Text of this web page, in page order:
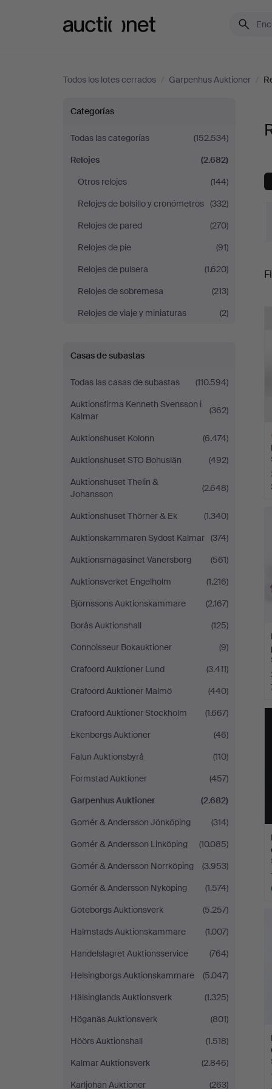
Todos los lotes cerrados / Garpenhus Auktioner /
Relojes
en
Garpenhus
Auktioner
Categorías
Todas las categorías
(152.534)
Relojes
(2.682)
Otros relojes
(144)
Relojes de bolsillo y cronómetros (332)
Relojes de pared
(270)
Relojes de pie
(91)
Relojes de pulsera
(1.620)
Relojes de sobremesa
(213)
Relojes de viaje y miniaturas
(2)
Casas de subastas
Todas las casas de subastas
(110.594)
Auktionsfirma Kenneth Svensson i
Kalmar
(362)
Auktionshuset Kolonn
(6.474)
Auktionshuset STO Bohuslän
(492)
Auktionshuset Thelin &
Johansson
(2.648)
Auktionshuset Thörner & Ek
(1.340)
Auktionskammaren Sydost Kalmar (374)
Auktionsmagasinet Vänersborg
(561)
Auktionsverket Engelholm
(1.216)
Björnssons Auktionskammare
(2.167)
Borås Auktionshall
(125)
Connoisseur Bokauktioner
(9)
Crafoord Auktioner Lund
(3.411)
Crafoord Auktioner Malmö
(440)
Crafoord Auktioner Stockholm
(1.667)
Ekenbergs Auktioner
(46)
Falun Auktionsbyrå
(110)
Formstad Auktioner
(457)
Garpenhus Auktioner
(2.682)
Gomér & Andersson Jönköping
(314)
Gomér & Andersson Linköping
(10.085)
Gomér & Andersson Norrköping
(3.953)
Gomér & Andersson Nyköping
(1.574)
Göteborgs Auktionsverk
(5.257)
Halmstads Auktionskammare
(1.007)
Handelslagret Auktionsservice
(764)
Helsingborgs Auktionskammare
(5.047)
Hälsinglands Auktionsverk
(1.325)
Höganäs Auktionsverk
(801)
Höörs Auktionshall
(1.518)
Kalmar Auktionsverk
(2.846)
Karljohan Auktioner
(263)